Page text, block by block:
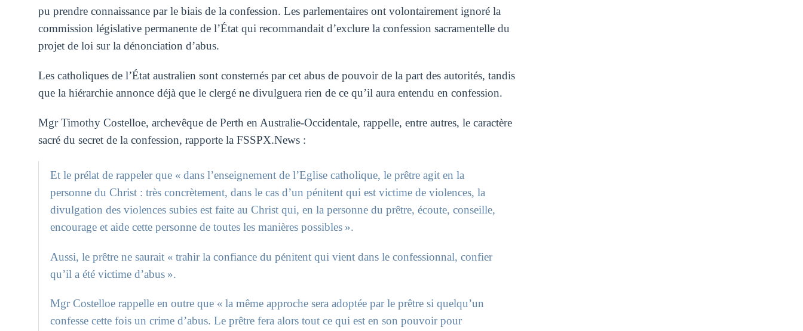
pu prendre connaissance par le biais de la confession. Les parlementaires ont volontairement ignoré la
commission législative permanente de l’État qui recommandait d’exclure la confession sacramentelle du
projet de loi sur la dénonciation d’abus.
Les catholiques de l’État australien sont consternés par cet abus de pouvoir de la part des autorités, tandis
que la hiérarchie annonce déjà que le clergé ne divulguera rien de ce qu’il aura entendu en confession.
Mgr Timothy Costelloe, archevêque de Perth en Australie-Occidentale, rappelle, entre autres, le caractère
sacré du secret de la confession, rapporte la FSSPX.News :
Et le prélat de rappeler que « dans l’enseignement de l’Eglise catholique, le prêtre agit en la
personne du Christ : très concrètement, dans le cas d’un pénitent qui est victime de violences, la
divulgation des violences subies est faite au Christ qui, en la personne du prêtre, écoute, conseille,
encourage et aide cette personne de toutes les manières possibles ».
Aussi, le prêtre ne saurait « trahir la confiance du pénitent qui vient dans le confessionnal, confier
qu’il a été victime d’abus ».
Mgr Costelloe rappelle en outre que « la même approche sera adoptée par le prêtre si quelqu’un
confesse cette fois un crime d’abus. Le prêtre fera alors tout ce qui est en son pouvoir pour